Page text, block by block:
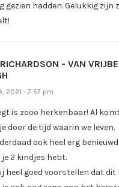
gezien hadden. Gelukkig zijn
- VAN
2021 - 7:57 pm
is zooo herkenbaar! Al
door de tijd waarin we leven.
ook heel erg
2 kindjes hebt.
heel goed voorstellen dat dit